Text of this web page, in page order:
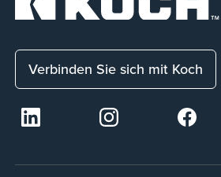
Verbinden Sie sich mit Koch